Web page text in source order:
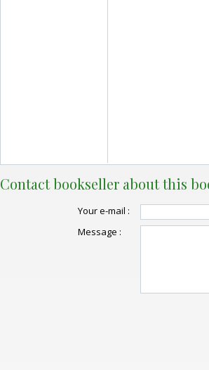
Contact bookseller about this
Your e-mail :
Message :